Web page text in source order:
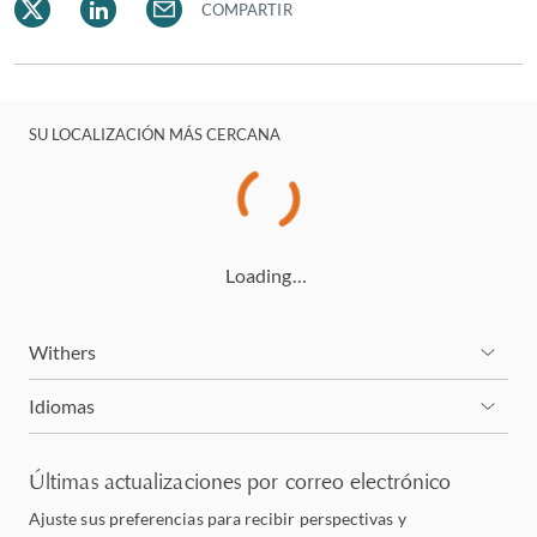
COMPARTIR
SU LOCALIZACIÓN MÁS CERCANA
Loading…
Withers
Idiomas
Últimas actualizaciones por correo electrónico
Ajuste sus preferencias para recibir perspectivas y